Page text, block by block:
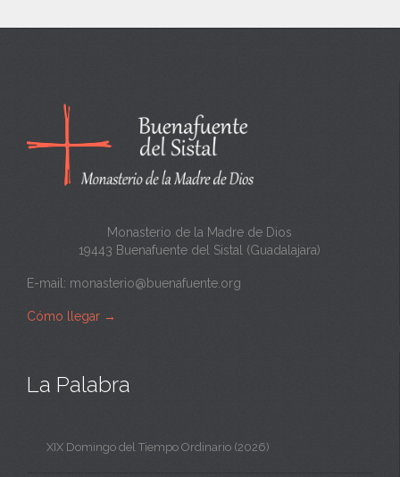
n
a
Monasterio de la Madre de Dios
19443 Buenafuente del Sistal (Guadalajara)
E-mail: monasterio@buenafuente.org
Cómo llegar →
La Palabra
XIX Domingo del Tiempo Ordinario (2026)